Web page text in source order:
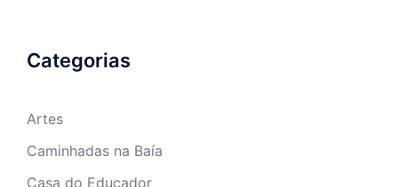
Categorias
Artes
Caminhadas na Baía
Casa do Educador